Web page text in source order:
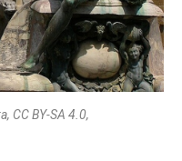
CC BY-SA 4.0,